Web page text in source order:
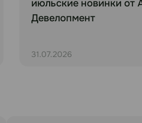
июльские новинки от
Девелопмент
31.07.2026